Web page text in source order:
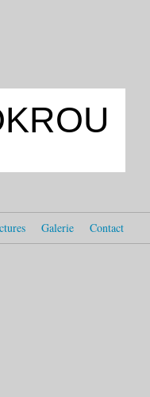
Galerie Contact